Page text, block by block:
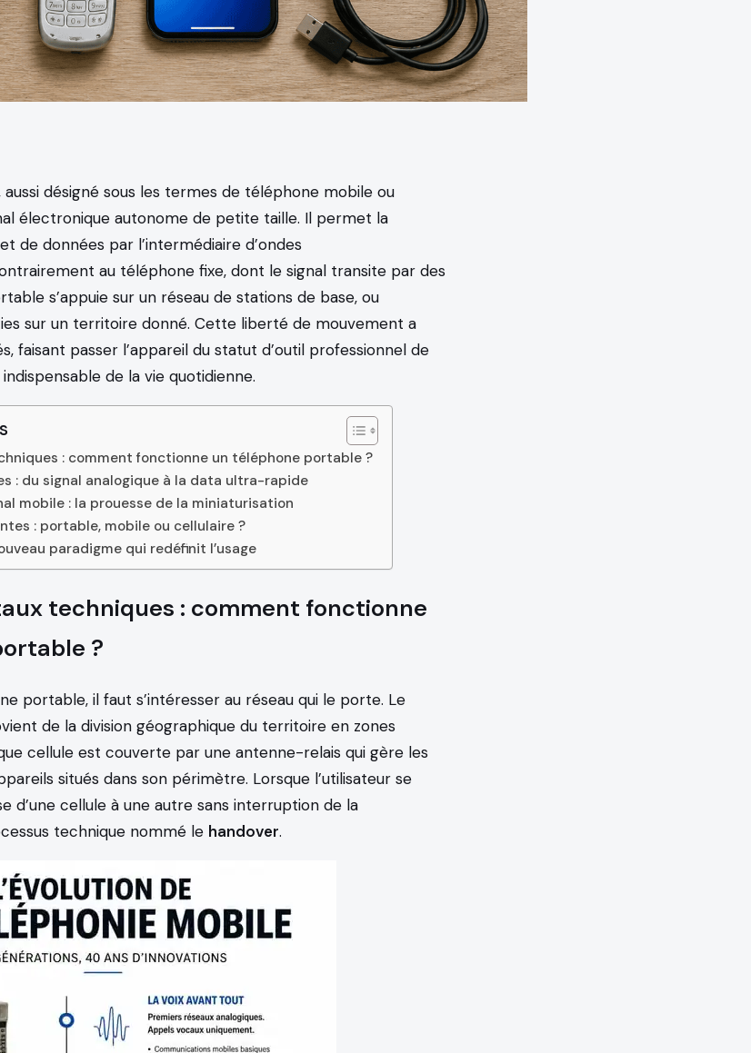
désigné sous les termes de téléphone mobile ou
électronique autonome de petite taille. Il permet la
de données par l’intermédiaire d’ondes
au téléphone fixe, dont le signal transite par des
s’appuie sur un réseau de stations de base, ou
sur un territoire donné. Cette liberté de mouvement a
faisant passer l’appareil du statut d’outil professionnel de
de la vie quotidienne.
: comment fonctionne un téléphone portable ?
: du signal analogique à la data ultra-rapide
mobile : la prouesse de la miniaturisation
: portable, mobile ou cellulaire ?
paradigme qui redéfinit l’usage
techniques : comment fonctionne
?
portable, il faut s’intéresser au réseau qui le porte. Le
de la division géographique du territoire en zones
cellule est couverte par une antenne-relais qui gère les
situés dans son périmètre. Lorsque l’utilisateur se
d’une cellule à une autre sans interruption de la
technique nommé le handover.